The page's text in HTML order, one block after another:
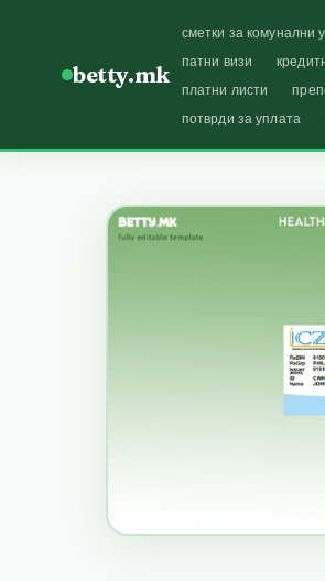
betty.mk
сметки за комунални
патни визи
платни листи
потврди за уплата